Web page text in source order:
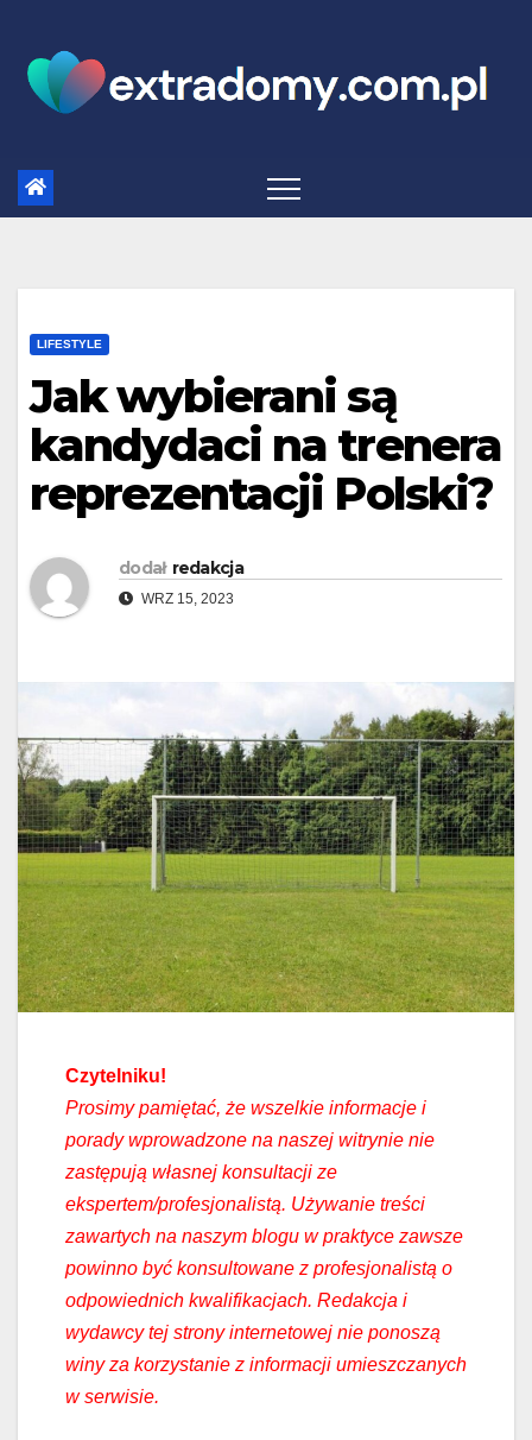
content
LIFESTYLE
Jak wybierani są
kandydaci na trenera
reprezentacji Polski?
dodał redakcja
WRZ 15, 2023
Czytelniku!
Prosimy pamiętać, że wszelkie informacje i
porady wprowadzone na naszej witrynie nie
zastępują własnej konsultacji ze
ekspertem/profesjonalistą. Używanie treści
zawartych na naszym blogu w praktyce zawsze
powinno być konsultowane z profesjonalistą o
odpowiednich kwalifikacjach. Redakcja i
wydawcy tej strony internetowej nie ponoszą
winy za korzystanie z informacji umieszczanych
w serwisie.